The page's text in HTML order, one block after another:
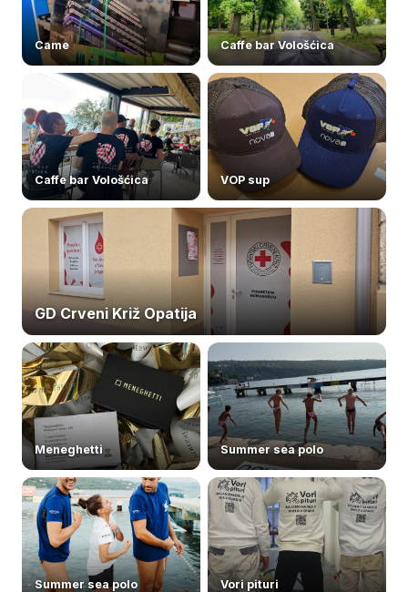
Came Caffe bar Vološćica
Caffe bar Vološćica VOP sup
GD Crveni Križ Opatija
Meneghetti Summer sea polo
Summer sea polo Vori pituri